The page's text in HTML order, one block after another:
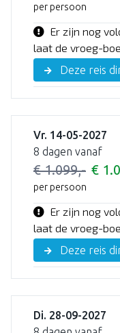
per persoon
Er zijn nog
laat de vroeg-
Deze reis
Vr. 14-05-2027
8 dagen vanaf
€ 1.099,- €
per persoon
Er zijn nog
laat de vroeg-
Deze reis
Di. 28-09-2027